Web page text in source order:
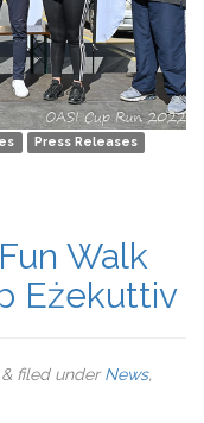
Press Releases
Walk
Eżekuttiv
&filed underNews,